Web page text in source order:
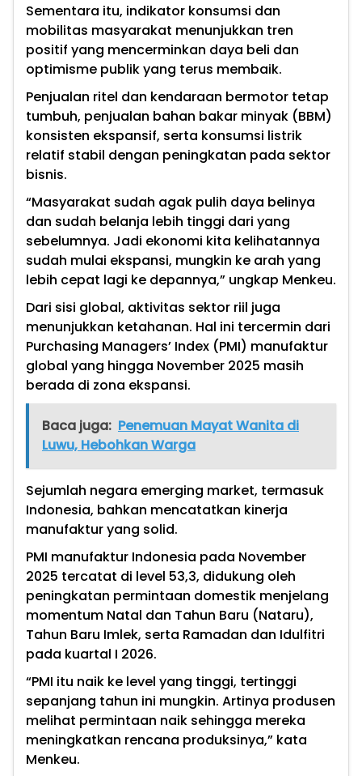
Sementara itu, indikator konsumsi dan
mobilitas masyarakat menunjukkan tren
positif yang mencerminkan daya beli dan
optimisme publik yang terus membaik.
Penjualan ritel dan kendaraan bermotor tetap
tumbuh, penjualan bahan bakar minyak (BBM)
konsisten ekspansif, serta konsumsi listrik
relatif stabil dengan peningkatan pada sektor
bisnis.
“Masyarakat sudah agak pulih daya belinya
dan sudah belanja lebih tinggi dari yang
sebelumnya. Jadi ekonomi kita kelihatannya
sudah mulai ekspansi, mungkin ke arah yang
lebih cepat lagi ke depannya,” ungkap Menkeu.
Dari sisi global, aktivitas sektor riil juga
menunjukkan ketahanan. Hal ini tercermin dari
Purchasing Managers’ Index (PMI) manufaktur
global yang hingga November 2025 masih
berada di zona ekspansi.
Baca juga: Penemuan Mayat Wanita di
Luwu, Hebohkan Warga
Sejumlah negara emerging market, termasuk
Indonesia, bahkan mencatatkan kinerja
manufaktur yang solid.
PMI manufaktur Indonesia pada November
2025 tercatat di level 53,3, didukung oleh
peningkatan permintaan domestik menjelang
momentum Natal dan Tahun Baru (Nataru),
Tahun Baru Imlek, serta Ramadan dan Idulfitri
pada kuartal I 2026.
“PMI itu naik ke level yang tinggi, tertinggi
sepanjang tahun ini mungkin. Artinya produsen
melihat permintaan naik sehingga mereka
meningkatkan rencana produksinya,” kata
Menkeu.